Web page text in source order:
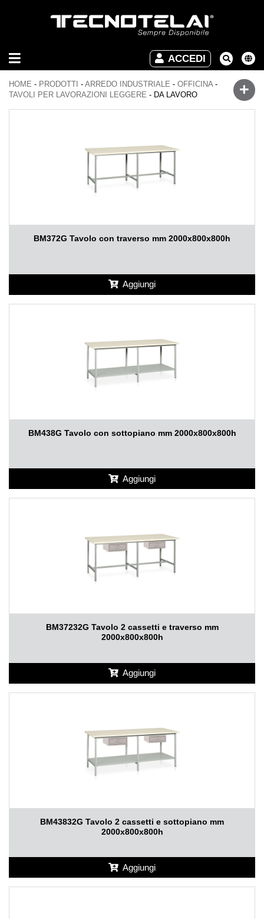
ACCEDI
INDUSTRIALE
ARREDO
UFFICIO
HOME - PRODOTTI - ARREDO INDUSTRIALE - OFFICINA-
TAVOLI PER LAVORAZIONI LEGGERE - DA LAVORO
BM372G Tavolo con traverso mm 2000x800x800h
Aggiungi
BM438G Tavolo con sottopiano mm 2000x800x800h
Aggiungi
BM37232G Tavolo 2 cassetti e traverso mm
2000x800x800h
Aggiungi
BM43832G Tavolo 2 cassetti e sottopiano mm
2000x800x800h
Aggiungi